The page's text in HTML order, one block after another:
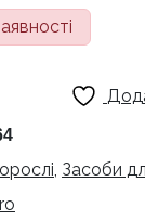
, Засоби